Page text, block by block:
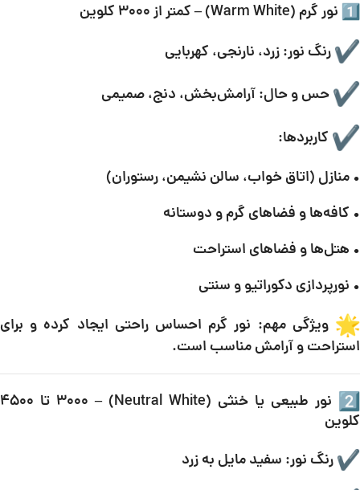
نور گرم (Warm White) – کمتر از ۳۰۰۰ کلوین
رنگ نور: زرد، نارنجی، کهربایی
حس و حال: آرامش‌بخش، دنج، صمیمی
کاربردها:
• منازل (اتاق خواب، سالن نشیمن، رستوران)
• کافه‌ها و فضاهای گرم و دوستانه
• هتل‌ها و فضاهای استراحت
• نورپردازی دکوراتیو و سنتی
ویژگی مهم: نور گرم احساس راحتی ایجاد کرده و برای
استراحت و آرامش مناسب است.
نور طبیعی یا خنثی (Neutral White) – ۳۰۰۰ تا ۴۵۰۰
کلوین
رنگ نور: سفید مایل به زرد